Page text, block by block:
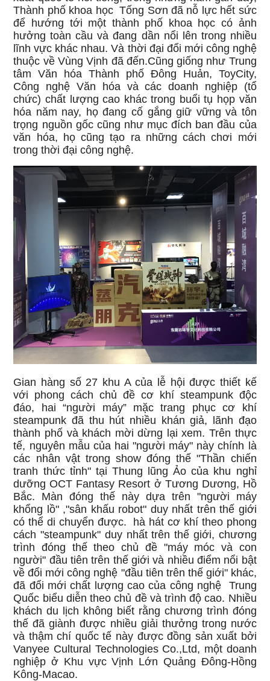
Thành phố khoa học Tống Sơn đã nỗ lực hết sức
để hướng tới một thành phố khoa học có ảnh
hưởng toàn cầu và đang dần nổi lên trong nhiều
lĩnh vực khác nhau. Và thời đại đổi mới công nghệ
thuộc về Vùng Vịnh đã đến.Cũng giống như Trung
tâm Văn hóa Thành phố Đông Huản, ToyCity,
Công nghệ Văn hóa và các doanh nghiệp (tổ
chức) chất lượng cao khác trong buổi tụ họp văn
hóa năm nay, họ đang cố gắng giữ vững và tôn
trọng nguồn gốc cũng như mục đích ban đầu của
văn hóa, họ cũng tạo ra những cách chơi mới
trong thời đại công nghệ.
Gian hàng số 27 khu A của lễ hội được thiết kế
với phong cách chủ đề cơ khí steampunk độc
đáo, hai “người máy” mặc trang phục cơ khí
steampunk đã thu hút nhiều khán giả, lãnh đạo
thành phố và khách mời dừng lại xem. Trên thực
tế, nguyên mẫu của hai "người máy" này chính là
các nhân vật trong show đóng thế "Thần chiến
tranh thức tỉnh" tại Thung lũng Ảo của khu nghỉ
dưỡng OCT Fantasy Resort ở Tương Dương, Hồ
Bắc. Màn đóng thế này dựa trên "người máy
khổng lồ" ,"sân khấu robot" duy nhất trên thế giới
có thể di chuyển được. hà hát cơ khí theo phong
cách "steampunk" duy nhất trên thế giới, chương
trình đóng thế theo chủ đề "máy móc và con
người" đầu tiên trên thế giới và nhiều điểm nổi bật
về đổi mới công nghệ "đầu tiên trên thế giới" khác,
đã đổi mới chất lượng cao của công nghệ Trung
Quốc biểu diễn theo chủ đề và trình độ cao. Nhiều
khách du lịch không biết rằng chương trình đóng
thế đã giành được nhiều giải thưởng trong nước
và thậm chí quốc tế này được đồng sản xuất bởi
Vanyee Cultural Technologies Co.,Ltd, một doanh
nghiệp ở Khu vực Vịnh Lớn Quảng Đông-Hồng
Kông-Macao.